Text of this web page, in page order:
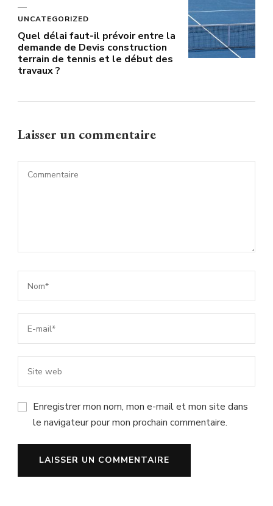
UNCATEGORIZED
Quel délai faut-il prévoir entre la
demande de Devis construction
terrain de tennis et le début des
travaux ?
Laisser un commentaire
Enregistrer mon nom, mon e-mail et mon site dans
le navigateur pour mon prochain commentaire.